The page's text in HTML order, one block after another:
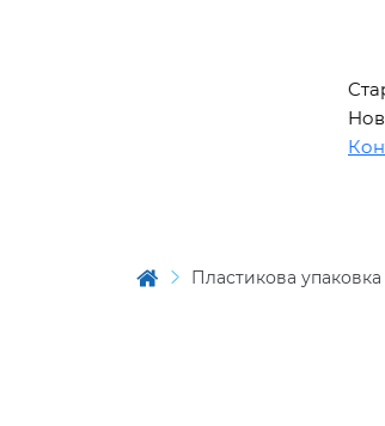
Стара
Нова
Пластикова упаковка